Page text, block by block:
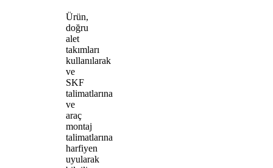
Ürün,
doğru
alet
takımları
kullanılarak
ve
SKF
talimatlarına
ve
araç
montaj
talimatlarına
harfiyen
uyularak